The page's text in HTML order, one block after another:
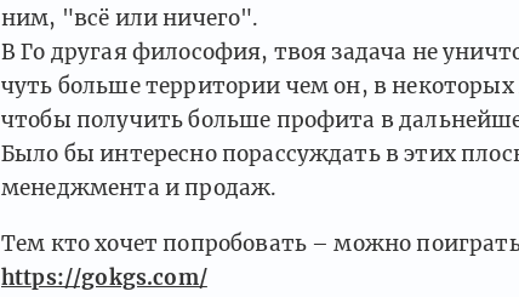
ним, "всё или ничего".
В Го другая философия, твоя задача не
чуть больше территории чем он, в
чтобы получить больше профита в
Было бы интересно порассуждать в этих
менеджмента и продаж.
Тем кто хочет попробовать – можно
https://gokgs.com/